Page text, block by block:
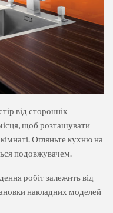
від сторонніх
щоб розташувати
Огляньте кухню на
подовжувачем.
робіт залежить від
накладних моделей